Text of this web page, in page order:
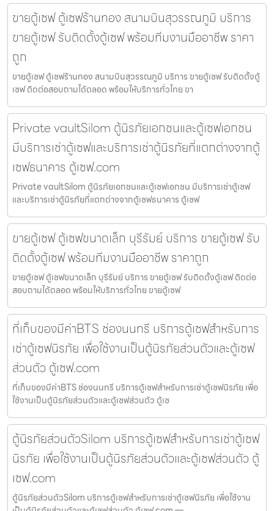
ขายตู้เซฟ ตู้เซฟร้านทอง สนามบินสุวรรณภูมิ บริการ
ขายตู้เซฟ รับติดตั้งตู้เซฟ พร้อมทีมงานมืออาชีพ ราคา
ถูก
ขายตู้เซฟ ตู้เซฟร้านทอง สนามบินสุวรรณภูมิ บริการ ขายตู้เซฟ รับติดตั้งตู้
เซฟ ติดต่อสอบถามได้ตลอด พร้อมให้บริการทั่วไทย ขา
Private vaultSilom ตู้นิรภัยเอกชนและตู้เซฟเอกชน
มีบริการเช่าตู้เซฟและบริการเช่าตู้นิรภัยที่แตกต่างจากตู้
เซฟธนาคาร ตู้เซฟ.com
Private vaultSilom ตู้นิรภัยเอกชนและตู้เซฟเอกชน มีบริการเช่าตู้เซฟ
และบริการเช่าตู้นิรภัยที่แตกต่างจากตู้เซฟธนาคาร ตู้เซฟ
ขายตู้เซฟ ตู้เซฟขนาดเล็ก บุรีรัมย์ บริการ ขายตู้เซฟ รับ
ติดตั้งตู้เซฟ พร้อมทีมงานมืออาชีพ ราคาถูก
ขายตู้เซฟ ตู้เซฟขนาดเล็ก บุรีรัมย์ บริการ ขายตู้เซฟ รับติดตั้งตู้เซฟ ติดต่อ
สอบถามได้ตลอด พร้อมให้บริการทั่วไทย ขายตู้เซฟ
ที่เก็บของมีค่าBTS ช่องนนทรี บริการตู้เซฟสำหรับการ
เช่าตู้เซฟนิรภัย เพื่อใช้งานเป็นตู้นิรภัยส่วนตัวและตู้เซฟ
ส่วนตัว ตู้เซฟ.com
ที่เก็บของมีค่าBTS ช่องนนทรี บริการตู้เซฟสำหรับการเช่าตู้เซฟนิรภัย เพื่อ
ใช้งานเป็นตู้นิรภัยส่วนตัวและตู้เซฟส่วนตัว ตู้เซ
ตู้นิรภัยส่วนตัวSilom บริการตู้เซฟสำหรับการเช่าตู้เซฟ
นิรภัย เพื่อใช้งานเป็นตู้นิรภัยส่วนตัวและตู้เซฟส่วนตัว ตู้
เซฟ.com
ตู้นิรภัยส่วนตัวSilom บริการตู้เซฟสำหรับการเช่าตู้เซฟนิรภัย เพื่อใช้งาน